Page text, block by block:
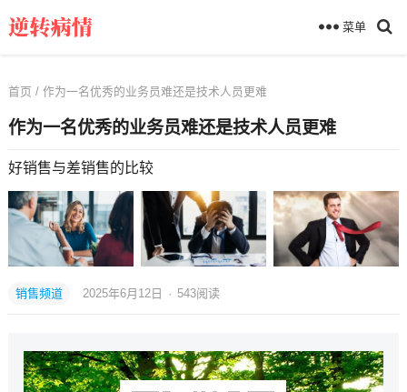
菜单
首页 / 作为一名优秀的业务员难还是技术人员更难
作为一名优秀的业务员难还是技术人员更难
好销售与差销售的比较
销售频道 2025年6月12日 · 543阅读